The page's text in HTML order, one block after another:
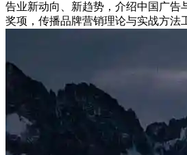
告业新动向、新趋势，介绍中国广告
奖项，传播品牌营销理论与实战方法